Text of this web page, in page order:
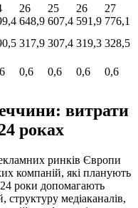
26
648,9
25
607,4
26
591,9
27
776,1
317,9 307,4 319,3 328,5
0,6 0,6 0,6 0,6
витрати
роках
ринків Європи
компаній, які планують
роки допомагають
структуру медіаканалів,